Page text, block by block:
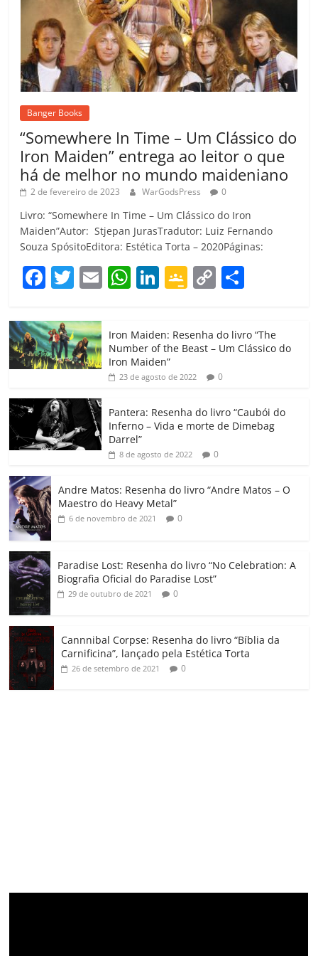
Banger Books
“Somewhere In Time – Um Clássico do
Iron Maiden” entrega ao leitor o que
há de melhor no mundo maideniano
2 de fevereiro de 2023 WarGodsPress 0
Livro: “Somewhere In Time – Um Clássico do Iron
Maiden”Autor: Stjepan JurasTradutor: Luiz Fernando
Souza SpósitoEditora: Estética Torta – 2020Páginas:
F
c
e
b
o
o
k
T
itt
er
E W
at
s
A
p
Li
e
dI
G
gl
e
Cl
a
ss
ro
o
C
p
y
Li
k
m
p
h
ar
Iron Maiden: Resenha do livro “The
Number of the Beast – Um Clássico do
Iron Maiden”
23 de agosto de 2022 0
Pantera: Resenha do livro “Caubói do
Inferno – Vida e morte de Dimebag
Darrel”
8 de agosto de 2022 0
Andre Matos: Resenha do livro “Andre Matos – O
Maestro do Heavy Metal”
6 de novembro de 2021 0
Paradise Lost: Resenha do livro “No Celebration: A
Biografia Oficial do Paradise Lost”
29 de outubro de 2021 0
Cannnibal Corpse: Resenha do livro “Bíblia da
Carnificina”, lançado pela Estética Torta
26 de setembro de 2021 0